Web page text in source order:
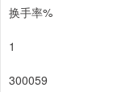
换手率%
1
300059